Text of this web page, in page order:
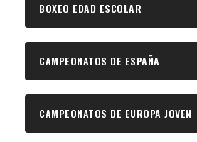
BOXEO EDAD ESCOLAR
CAMPEONATOS DE ESPAÑA
CAMPEONATOS DE EUROPA JOVEN